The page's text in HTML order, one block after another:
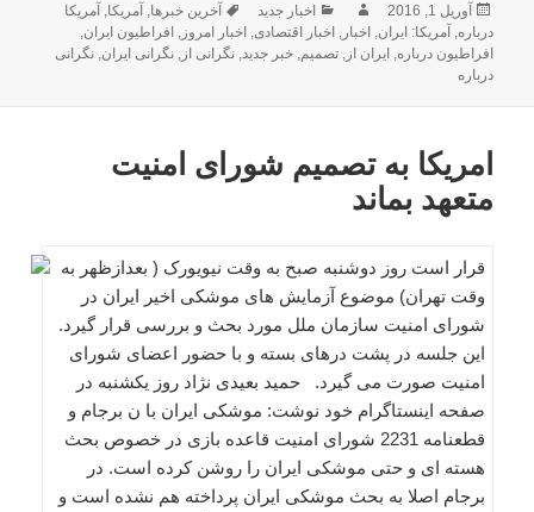
ارسال
شده
در
آوریل 1, 2016 نویسندهدسته‌ها
اخبار جدید برچسب‌ها
آخرین خبرها ,آمریکا ,آمریکا
درباره ,آمریکا: ایران ,اخبار ,اخبار اقتصادی ,اخبار امروز ,افراطیون ایران
افراطیون درباره ,ایران از ,تصمیم ,خبر جدید ,نگرانی از ,نگرانی ایران ,نگرانی
درباره
امریکا به تصمیم شورای امنیت
متعهد بماند
قرار است روز دوشنبه صبح به وقت نیویورک ( بعدازظهر به
وقت تهران) موضوع آزمایش های موشکی اخیر ایران در
شورای امنیت سازمان ملل مورد بحث و بررسی قرار گیرد.
این جلسه در پشت درهای بسته و با حضور اعضای شورای
امنیت صورت می گیرد. حمید بعیدی نژاد روز یکشنبه در
صفحه اینستاگرام خود نوشت: موشکی ایران با ن برجام و
قطعنامه 2231 شورای امنیت قاعده بازی در خصوص بحث
هسته ای و حتی موشکی ایران را روشن کرده است. در
برجام اصلا به بحث موشکی ایران پرداخته هم نشده است و